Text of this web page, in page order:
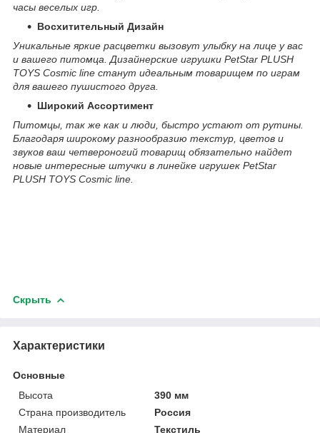
часы веселых игр.
Восхитительный Дизайн
Уникальные яркие расцветки вызовут улыбку на лице у вас
и вашего питомца. Дизайнерские игрушки PetStar PLUSH
TOYS Cosmic line станут идеальным товарищем по играм
для вашего пушистого друга.
Широкий Ассортимент
Питомцы, так же как и люди, быстро устают от рутины.
Благодаря широкому разнообразию текстур, цветов и
звуков ваш четвероногий товарищ обязательно найдет
новые интересные штучки в линейке игрушек PetStar
PLUSH TOYS Cosmic line.
Скрыть
Характеристики
Основные
Высота
390 мм
Страна производитель
Россия
Материал
Текстиль